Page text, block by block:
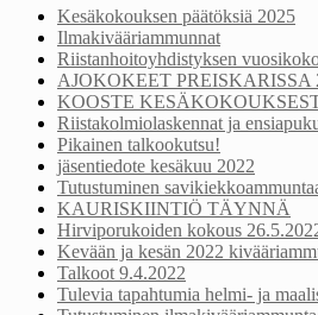
Kesäkokouksen päätöksiä 2025
Ilmakivääriammunnat
Riistanhoitoyhdistyksen
AJOKOKEET PREISKARISSA
KOOSTE
Riistakolmiolaskennat ja
Pikainen talkookutsu!
jäsentiedote kesäkuu 2022
Tutustuminen
KAURISKIINTIÖ TÄYNNÄ
Hirviporukoiden kokous
Kevään ja kesän 2022
Talkoot 9.4.2022
Tulevia tapahtumia helmi- ja